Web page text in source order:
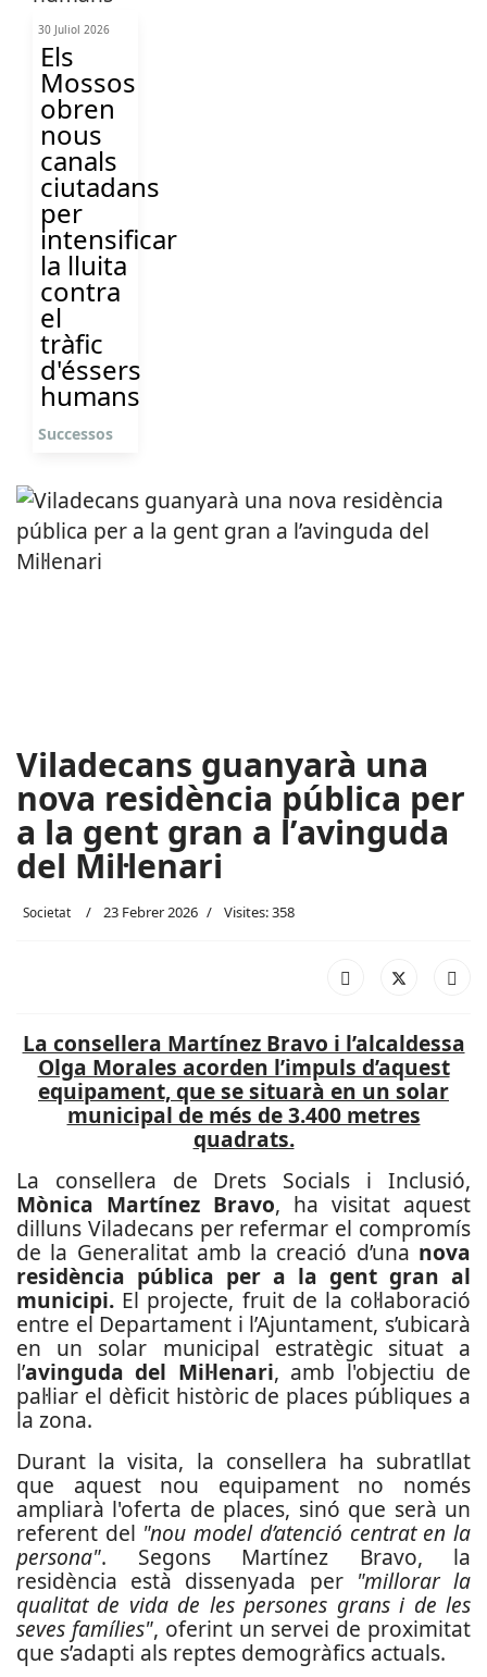
30 Juliol 2026
Els
Mossos
obren
nous
canals
ciutadans
per
intensificar
la lluita
contra
el
tràfic
d'éssers
humans
Successos
Viladecans guanyarà una
nova residència pública per
a la gent gran a l’avinguda
del Mil·lenari
Societat 23 Febrer 2026 Visites: 358
La consellera Martínez Bravo i l’alcaldessa
Olga Morales acorden l’impuls d’aquest
equipament, que se situarà en un solar
municipal de més de 3.400 metres
quadrats.
La consellera de Drets Socials i Inclusió,
Mònica Martínez Bravo, ha visitat aquest
dilluns Viladecans per refermar el compromís
de la Generalitat amb la creació d’una nova
residència pública per a la gent gran al
municipi. El projecte, fruit de la col·laboració
entre el Departament i l’Ajuntament, s’ubicarà
en un solar municipal estratègic situat a
l’avinguda del Mil·lenari, amb l'objectiu de
pal·liar el dèficit històric de places públiques a
la zona.
Durant la visita, la consellera ha subratllat
que aquest nou equipament no només
ampliarà l'oferta de places, sinó que serà un
referent del "nou model d’atenció centrat en la
persona". Segons Martínez Bravo, la
residència està dissenyada per "millorar la
qualitat de vida de les persones grans i de les
seves famílies", oferint un servei de proximitat
que s’adapti als reptes demogràfics actuals.